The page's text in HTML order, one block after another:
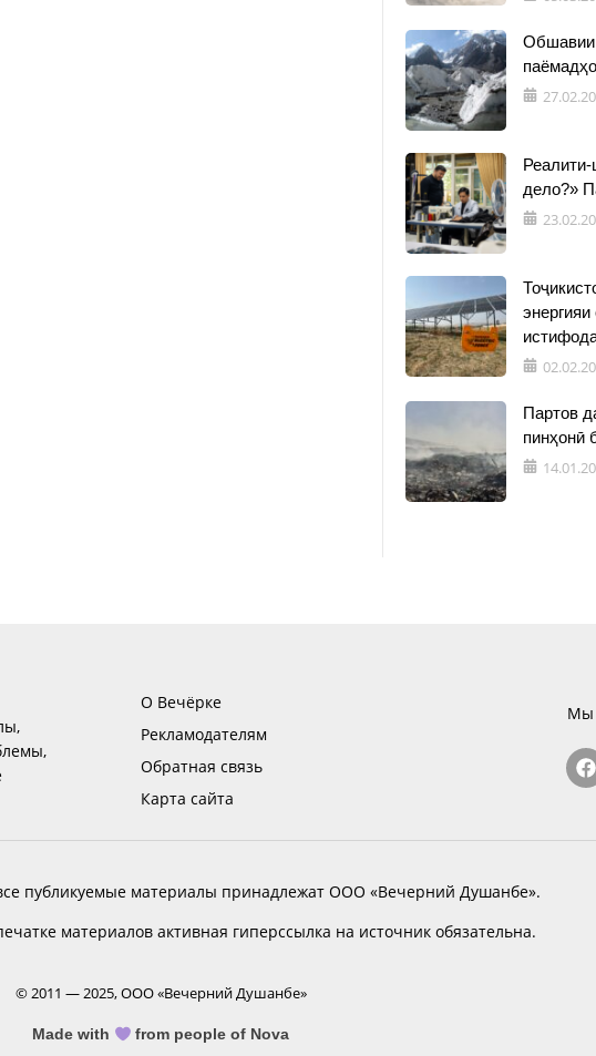
Обшавии
дело?»
Партов
пинҳонӣ
О Вечёрке
Рекламодателям
Обратная связь
Карта сайта
Мы
публикуемые материалы принадлежат ООО «Вечерний Душанбе».
материалов активная гиперссылка на источник обязательна.
© 2011 — 2025, ООО «Вечерний Душанбе»
Made with from people of Nova